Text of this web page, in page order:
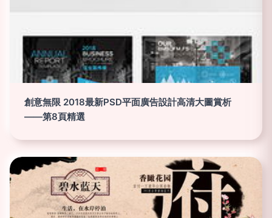
創意無限 2018最新PSD平面廣告設計高清大圖賞析
——第8頁精選